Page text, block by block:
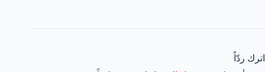
اترك ردّاً